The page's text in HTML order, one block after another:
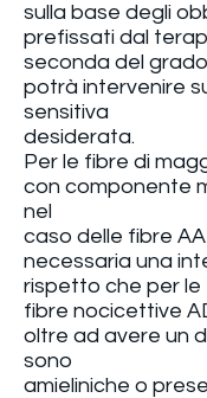
sulla base degli
prefissati dal
seconda del
potrà intervenire
sensitiva
desiderata.
Per le fibre di
con componente
nel
caso delle fibre
necessaria una
rispetto che per le
fibre nocicettive
oltre ad avere un
sono
amieliniche o